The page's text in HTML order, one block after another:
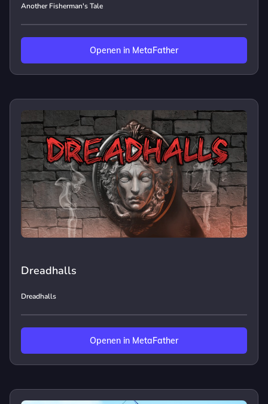
Another Fisherman's Tale
Openen in MetaFather
Dreadhalls
Dreadhalls
Openen in MetaFather